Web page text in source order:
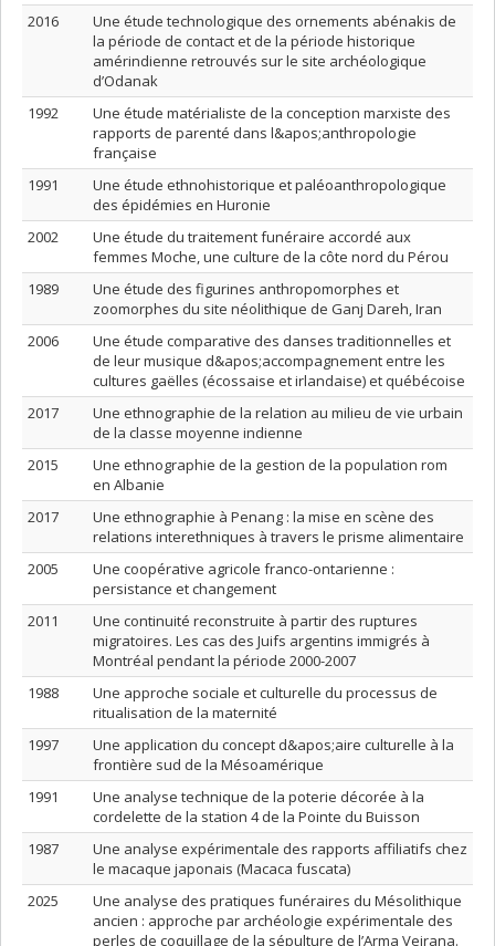
2016
Une étude technologique des ornements abénakis de
la période de contact et de la période historique
amérindienne retrouvés sur le site archéologique
d’Odanak
1992
Une étude matérialiste de la conception marxiste des
rapports de parenté dans l&apos;anthropologie
française
1991
Une étude ethnohistorique et paléoanthropologique
des épidémies en Huronie
2002
Une étude du traitement funéraire accordé aux
femmes Moche, une culture de la côte nord du Pérou
1989
Une étude des figurines anthropomorphes et
zoomorphes du site néolithique de Ganj Dareh, Iran
2006
Une étude comparative des danses traditionnelles et
de leur musique d&apos;accompagnement entre les
cultures gaëlles (écossaise et irlandaise) et québécoise
2017
Une ethnographie de la relation au milieu de vie urbain
de la classe moyenne indienne
2015
Une ethnographie de la gestion de la population rom
en Albanie
2017
Une ethnographie à Penang : la mise en scène des
relations interethniques à travers le prisme alimentaire
2005
Une coopérative agricole franco-ontarienne :
persistance et changement
2011
Une continuité reconstruite à partir des ruptures
migratoires. Les cas des Juifs argentins immigrés à
Montréal pendant la période 2000-2007
1988
Une approche sociale et culturelle du processus de
ritualisation de la maternité
1997
Une application du concept d&apos;aire culturelle à la
frontière sud de la Mésoamérique
1991
Une analyse technique de la poterie décorée à la
cordelette de la station 4 de la Pointe du Buisson
1987
Une analyse expérimentale des rapports affiliatifs chez
le macaque japonais (Macaca fuscata)
2025
Une analyse des pratiques funéraires du Mésolithique
ancien : approche par archéologie expérimentale des
perles de coquillage de la sépulture de l’Arma Veirana.